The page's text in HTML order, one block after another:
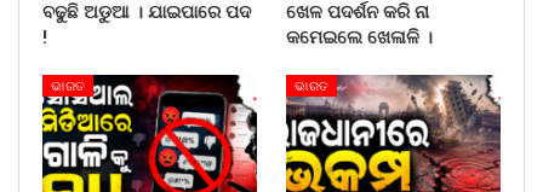
ବଢୁଛି ଅଡୁଆ । ଯାଇପାରେ ପଦ
!
ଖେଳ ପଦର୍ଶନ କରି ନା
କମେଇଲେ ଖେଳାଳି ।
ଭାରତ ଭାରତ